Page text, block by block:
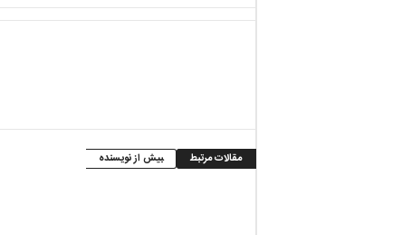
مقالات مرتبط بیش از نویسنده